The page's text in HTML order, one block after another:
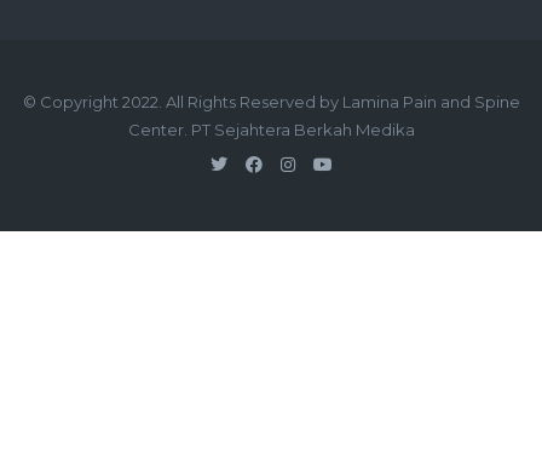
© Copyright 2022. All Rights Reserved by Lamina Pain and Spine
Center. PT Sejahtera Berkah Medika